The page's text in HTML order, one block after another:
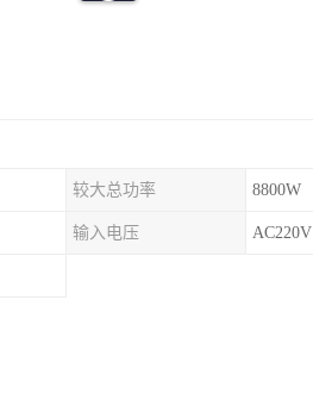
较大总功率 8800W
输入电压 AC220V